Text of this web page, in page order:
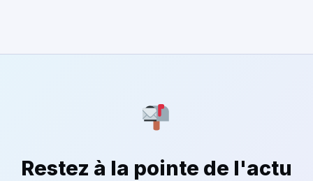
Restez à la pointe de l'actu